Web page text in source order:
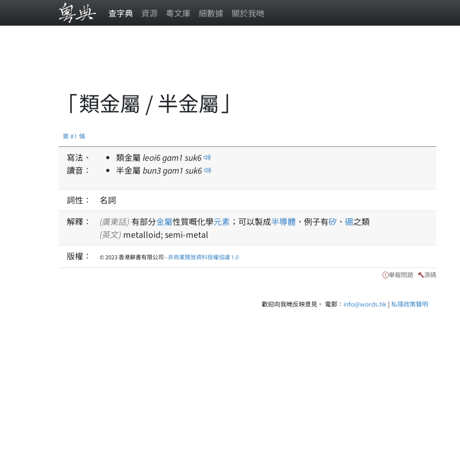
查字典 資源 粵文庫 細數據 關於我哋
「類金屬 / 半金屬」
第 #1 條
寫法、
讀音：
類金屬 leoi6gam1 suk6
半金屬 bun3gam1 suk6
詞性：
名詞
解釋：
(廣東話) 有部分金屬性質嘅化學元素 ；可以製成半導體 ，例子有矽 、 硼之類
(英文) metalloid; semi-metal
版權：
© 2023 香港辭書有限公司 -非商業開放資料授權協議 1.0
舉報問題 源碼
歡迎向我哋反映意見。 電郵： info@words.hk | 私隱政策聲明